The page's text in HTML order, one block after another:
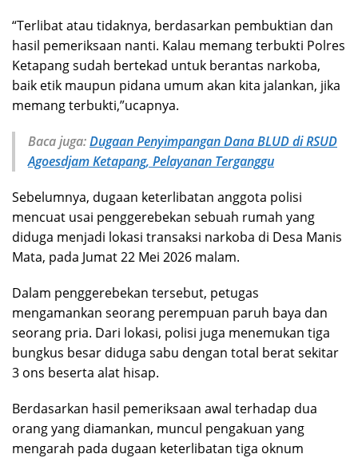
“Terlibat atau tidaknya, berdasarkan pembuktian dan
hasil pemeriksaan nanti. Kalau memang terbukti Polres
Ketapang sudah bertekad untuk berantas narkoba,
baik etik maupun pidana umum akan kita jalankan, jika
memang terbukti,”ucapnya.
Baca juga:Dugaan Penyimpangan Dana BLUD di RSUD
Agoesdjam Ketapang, Pelayanan Terganggu
Sebelumnya, dugaan keterlibatan anggota polisi
mencuat usai penggerebekan sebuah rumah yang
diduga menjadi lokasi transaksi narkoba di Desa Manis
Mata, pada Jumat 22 Mei 2026 malam.
Dalam penggerebekan tersebut, petugas
mengamankan seorang perempuan paruh baya dan
seorang pria. Dari lokasi, polisi juga menemukan tiga
bungkus besar diduga sabu dengan total berat sekitar
3 ons beserta alat hisap.
Berdasarkan hasil pemeriksaan awal terhadap dua
orang yang diamankan, muncul pengakuan yang
mengarah pada dugaan keterlibatan tiga oknum